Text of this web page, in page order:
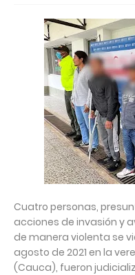
Cuatro personas,
acciones de invasión y
de manera violenta se
agosto de 2021 en la
(Cauca), fueron